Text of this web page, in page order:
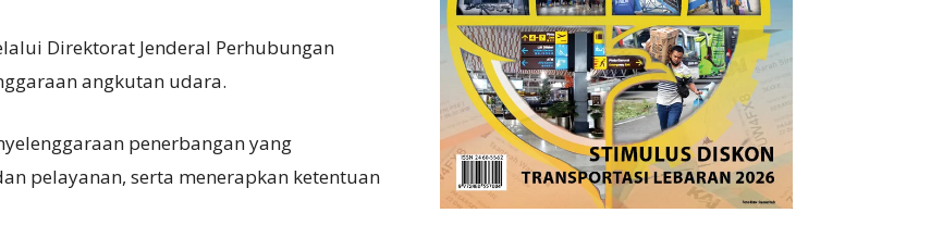
Direktorat Jenderal Perhubungan
angkutan udara.
penerbangan yang
pelayanan, serta menerapkan ketentuan